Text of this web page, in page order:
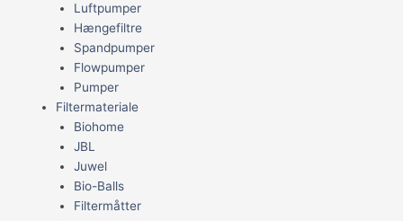
Luftpumper
Hængefiltre
Spandpumper
Flowpumper
Pumper
Filtermateriale
Biohome
JBL
Juwel
Bio-Balls
Filtermåtter